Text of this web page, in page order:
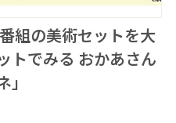
組の美術セットを大
でみる おかあさん